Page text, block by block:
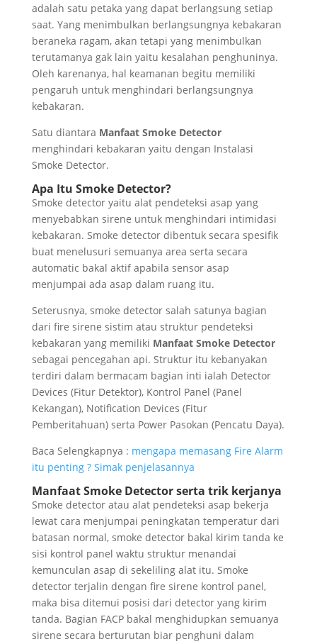
adalah satu petaka yang dapat berlangsung setiap
saat. Yang menimbulkan berlangsungnya kebakaran
beraneka ragam, akan tetapi yang menimbulkan
terutamanya gak lain yaitu kesalahan penghuninya.
Oleh karenanya, hal keamanan begitu memiliki
pengaruh untuk menghindari berlangsungnya
kebakaran.
Satu diantara Manfaat Smoke Detector
menghindari kebakaran yaitu dengan Instalasi
Smoke Detector.
Apa Itu Smoke Detector?
Smoke detector yaitu alat pendeteksi asap yang
menyebabkan sirene untuk menghindari intimidasi
kebakaran. Smoke detector dibentuk secara spesifik
buat menelusuri semuanya area serta secara
automatic bakal aktif apabila sensor asap
menjumpai ada asap dalam ruang itu.
Seterusnya, smoke detector salah satunya bagian
dari fire sirene sistim atau struktur pendeteksi
kebakaran yang memiliki Manfaat Smoke Detector
sebagai pencegahan api. Struktur itu kebanyakan
terdiri dalam bermacam bagian inti ialah Detector
Devices (Fitur Detektor), Kontrol Panel (Panel
Kekangan), Notification Devices (Fitur
Pemberitahuan) serta Power Pasokan (Pencatu Daya).
Baca Selengkapnya : mengapa memasang Fire Alarm
itu penting ? Simak penjelasannya
Manfaat Smoke Detector serta trik kerjanya
Smoke detector atau alat pendeteksi asap bekerja
lewat cara menjumpai peningkatan temperatur dari
batasan normal, smoke detector bakal kirim tanda ke
sisi kontrol panel waktu struktur menandai
kemunculan asap di sekeliling alat itu. Smoke
detector terjalin dengan fire sirene kontrol panel,
maka bisa ditemui posisi dari detector yang kirim
tanda. Bagian FACP bakal menghidupkan semuanya
sirene secara berturutan biar penghuni dalam